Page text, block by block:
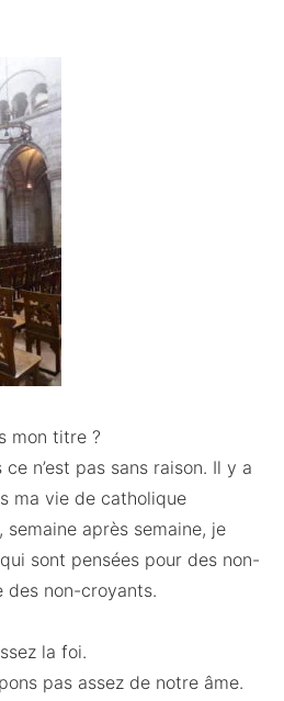
mon titre ?
n’est pas sans raison. Il y a
ma vie de catholique
semaine après semaine, je
sont pensées pour des non-
des non-croyants.
la foi.
pas assez de notre âme.